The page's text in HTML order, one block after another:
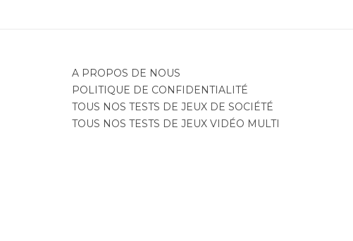
A PROPOS DE NOUS
POLITIQUE DE CONFIDENTIALITÉ
TOUS NOS TESTS DE JEUX DE SOCIÉTÉ
TOUS NOS TESTS DE JEUX VIDÉO MULTI